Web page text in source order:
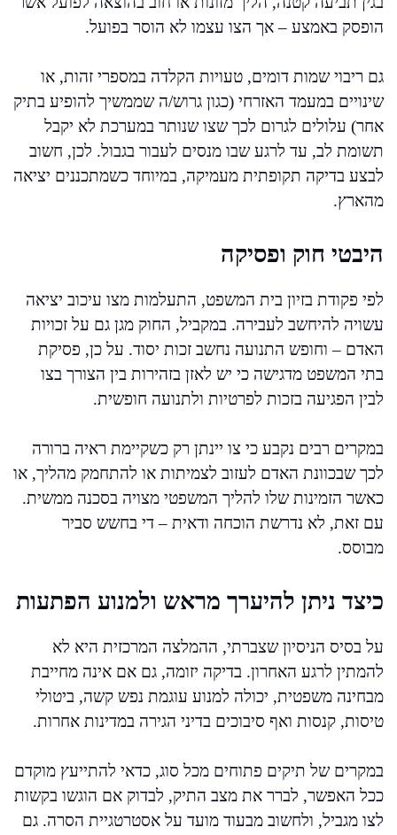
הופסק באמצע – אך הצו עצמו לא הוסר בפועל.
גם ריבוי שמות דומים, טעויות הקלדה במספרי זהות, או
שינויים במעמד האזרחי (כגון גרוש/ה שממשיך להופיע בתיק
אחר) עלולים לגרום לכך שצו שנותר במערכת לא יקבל
תשומת לב, עד לרגע שבו מנסים לעבור בגבול. לכן, חשוב
לבצע בדיקה תקופתית מעמיקה, במיוחד כשמתכננים יציאה
מהארץ.
היבטי חוק ופסיקה
לפי פקודת בזיון בית המשפט, התעלמות מצו עיכוב יציאה
עשויה להיחשב לעבירה. במקביל, החוק מגן גם על זכויות
האדם – וחופש התנועה נחשב זכות יסוד. על כן, פסיקת
בתי המשפט מדגישה כי יש לאזן בזהירות בין הצורך בצו
לבין הפגיעה בזכות לפרטיות ולתנועה חופשית.
במקרים רבים נקבע כי צו יינתן רק כשקיימת ראיה ברורה
לכך שבכוונת האדם לעזוב לצמיתות או להתחמק מהליך, או
כאשר הזמינות שלו להליך המשפטי מצויה בסכנה ממשית.
עם זאת, לא נדרשת הוכחה ודאית – די בחשש סביר
מבוסס.
כיצד ניתן להיערך מראש ולמנוע הפתעות
על בסיס הניסיון שצברתי, ההמלצה המרכזית היא לא
להמתין לרגע האחרון. בדיקה יזומה, גם אם אינה מחייבת
מבחינה משפטית, יכולה למנוע עוגמת נפש קשה, ביטולי
טיסות, קנסות ואף סיבוכים בדיני הגירה במדינות אחרות.
במקרים של תיקים פתוחים מכל סוג, כדאי להתייעץ מוקדם
ככל האפשר, לברר את מצב התיק, לבדוק אם הוגשו בקשות
לצו מגביל, ולחשוב מבעוד מועד על אסטרטגיית הסרה. גם